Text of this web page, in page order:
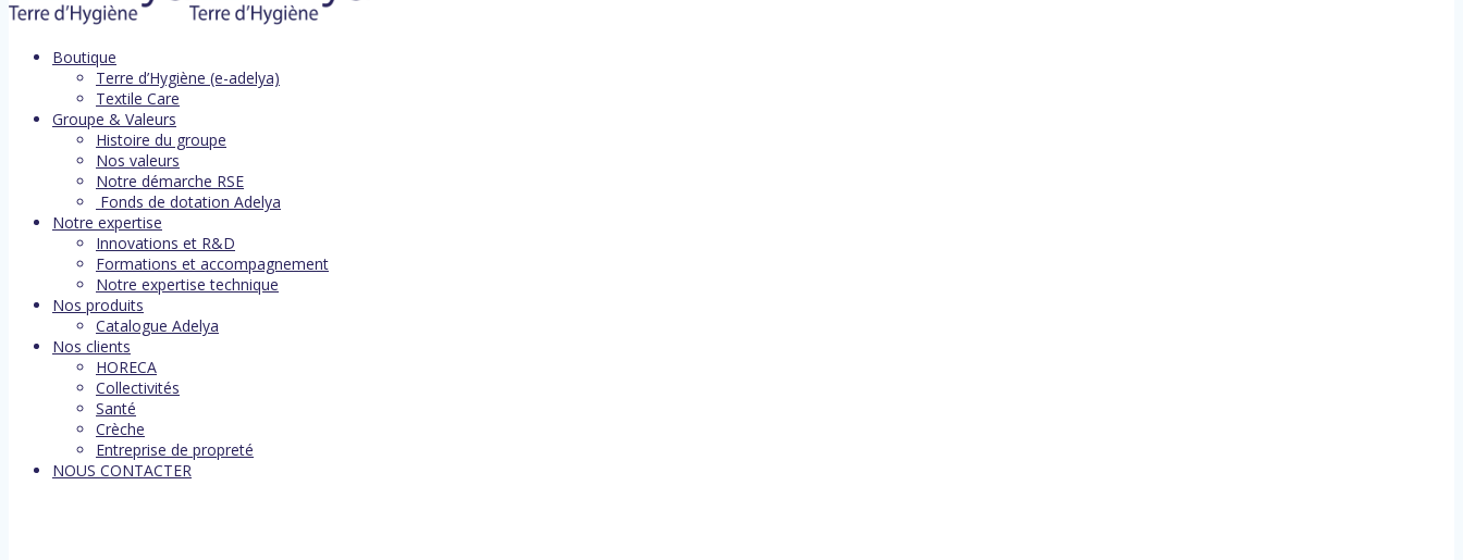
Boutique
Terre d’Hygiène (e-adelya)
Textile Care
Groupe & Valeurs
Histoire du groupe
Nos valeurs
Notre démarche RSE
Fonds de dotation Adelya
Notre expertise
Innovations et R&D
Formations et accompagnement
Notre expertise technique
Nos produits
Catalogue Adelya
Nos clients
HORECA
Collectivités
Santé
Crèche
Entreprise de propreté
NOUS CONTACTER